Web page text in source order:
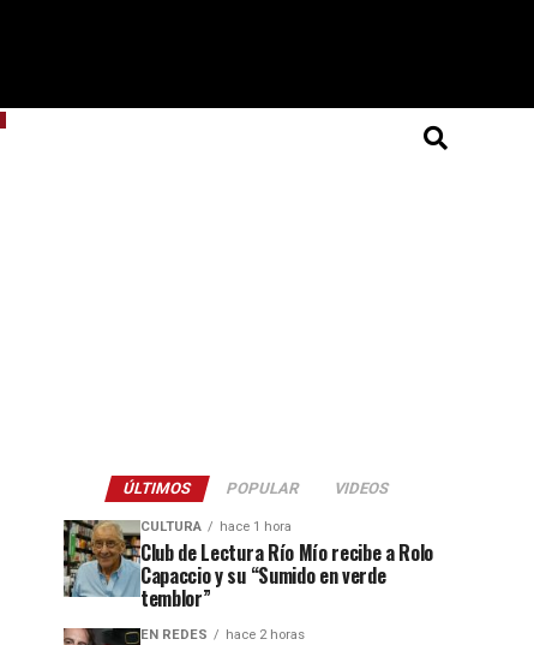
ÚLTIMOS POPULAR VIDEOS
CULTURA hace 1 hora
Club de Lectura Río Mío recibe a Rolo
Capaccio y su “Sumido en verde
temblor”
EN REDES hace 2 horas